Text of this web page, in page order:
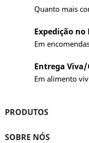
Quanto mais
Expedição no
Em
Entrega
Em alimento
PRODUTOS
SOBRE NÓS